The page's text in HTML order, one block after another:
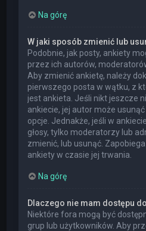
Na górę
W jaki sposób zmienić lub
Podobnie, jak posty, ankiety
przez ich autorów,
Aby zmienić ankietę, należy
pierwszego posta w wątku, z
jest ankieta. Jeśli nikt jeszcze
ankiecie, jej autor może
opcje. Jednakże, jeśli w
głosy, tylko moderatorzy lub
zmienić, lub usunąć.
ankiety w czasie jej trwania.
Na górę
Dlaczego nie mam dostępu
Niektóre fora mogą być
grup lub użytkowników. Aby